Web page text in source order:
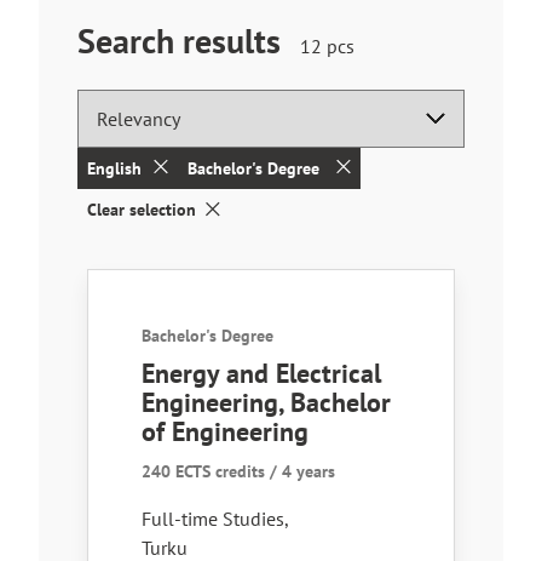
Search results
Hakutuloksia
12 pcs
English
Bachelor's Degree
Clear selection
Bachelor's Degree
Energy and Electrical
Engineering, Bachelor
of Engineering
240 ECTS credits / 4 years
Full-time Studies,
Turku